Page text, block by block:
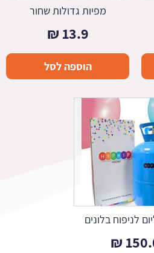
מפיות גדולות שחור
13.9
₪
הוספה לסל
לניפוח בלונים
₪